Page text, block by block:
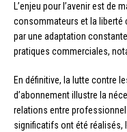
L’enjeu pour l’avenir est de
consommateurs et la liberté
par une adaptation
pratiques commerciales,
En définitive, la lutte contre
d’abonnement illustre la
relations entre
significatifs ont été réalisés,